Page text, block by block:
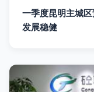
一季度昆明主城
发展稳健